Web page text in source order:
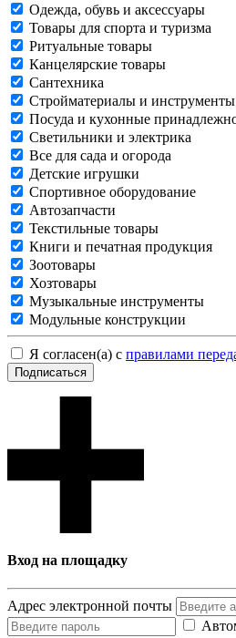
Одежда, обувь и аксессуары
Товары для спорта и туризма
Ритуальные товары
Канцелярские товары
Сантехника
Стройматериалы и инструменты
Посуда и кухонные
Светильники и электрика
Все для сада и огорода
Детские игрушки
Спортивное оборудование
Автозапчасти
Текстильные товары
Книги и печатная продукция
Зоотовары
Хозтовары
Музыкальные инструменты
Модульные конструкции
Я согласен(а) с правилами
Подписаться
Вход на площадку
Адрес электронной почты